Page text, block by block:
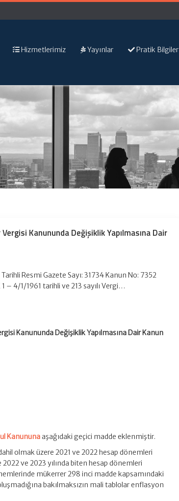
Hizmetlerimiz Yayınlar Pratik Bilgiler
Kanununda Değişiklik Yapılmasına Dair
Resmi Gazete Sayı: 31734 Kanun No: 7352
– 4/1/1961 tarihli ve 213 sayılı Vergi…
Kanununda Değişiklik Yapılmasına Dair Kanun
Kanununaaşağıdaki geçici madde eklenmiştir.
olmak üzere 2021 ve 2022 hesap dönemleri
ve 2023 yılında biten hesap dönemleri
mükerrer 298 inci madde kapsamındaki
bakılmaksızın mali tablolar enflasyon